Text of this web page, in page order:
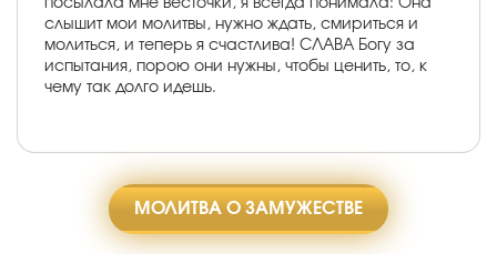
посылала мне весточки, я всегда понимала: Она
слышит мои молитвы, нужно ждать, смириться и
молиться, и теперь я счастлива! СЛАВА Богу за
испытания, порою они нужны, чтобы ценить, то, к
чему так долго идешь.
МОЛИТВА О ЗАМУЖЕСТВЕ